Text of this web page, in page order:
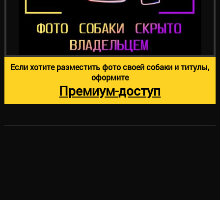
Если хотите разместить фото своей собаки и титулы,
оформите
Премиум-доступ